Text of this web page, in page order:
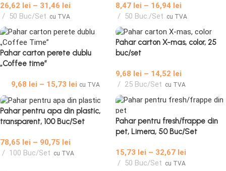
26,62 lei – 31,46 lei
50 Buc/Set cu TVA
8,47 lei – 16,94 lei
50 Buc./Set cu TVA
Pahar carton perete dublu
„Coffee time”
9,68 lei – 15,73 lei cu TVA
Pahar carton X-mas, color, 25
buc/set
9,68 lei – 14,52 lei
25 Buc/Set cu TVA
Pahar pentru apa din plastic,
transparent, 100 Buc/Set
78,65 lei – 90,75 lei
100 Buc/Set cu TVA
Pahar pentru fresh/frappe din
pet, Limera, 50 Buc/Set
15,73 lei – 32,67 lei
50 Buc/Set cu TVA